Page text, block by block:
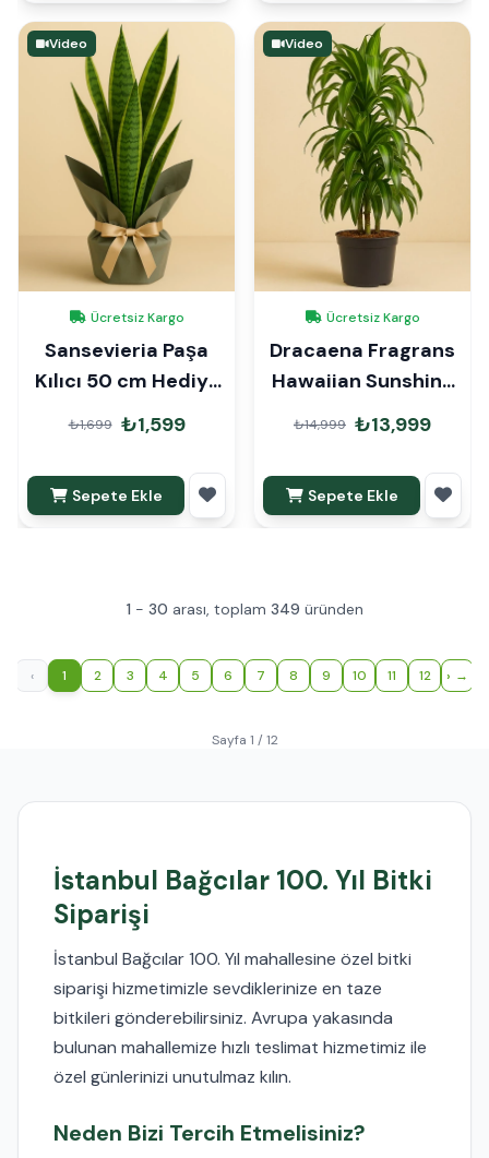
Video
Ücretsiz Kargo
Sansevieria Paşa
Kılıcı 50 cm Hediye
Paketli
₺1,699 ₺1,599
Sepete Ekle
Video
Ücretsiz Kargo
Dracaena Fragrans
Hawaiian Sunshine
Anaç 140cm
₺14,999 ₺13,999
Sepete Ekle
1 - 30 arası, toplam 349 üründen
‹ 1 2 3 4 5 6 7 8 9 10 11 12 ›
Sayfa 1 / 12
İstanbul Bağcılar 100. Yıl Bitki
Siparişi
İstanbul Bağcılar 100. Yıl mahallesine özel bitki
siparişi hizmetimizle sevdiklerinize en taze
bitkileri gönderebilirsiniz. Avrupa yakasında
bulunan mahallemize hızlı teslimat hizmetimiz ile
özel günlerinizi unutulmaz kılın.
Neden Bizi Tercih Etmelisiniz?